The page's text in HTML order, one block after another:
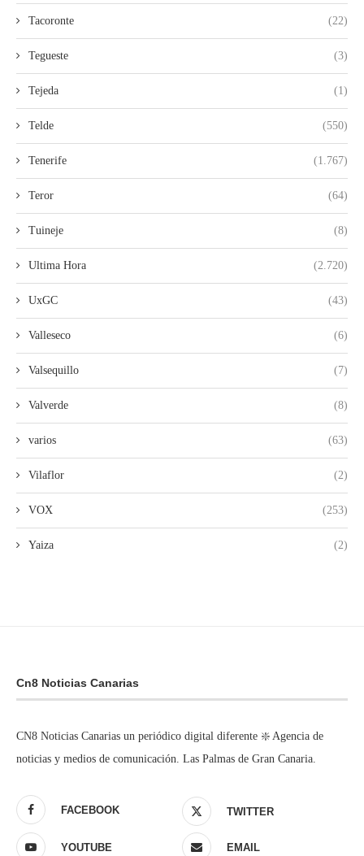
Tacoronte (22)
Tegueste (3)
Tejeda (1)
Telde (550)
Tenerife (1.767)
Teror (64)
Tuineje (8)
Ultima Hora (2.720)
UxGC (43)
Valleseco (6)
Valsequillo (7)
Valverde (8)
varios (63)
Vilaflor (2)
VOX (253)
Yaiza (2)
Cn8 Noticias Canarias
CN8 Noticias Canarias un periódico digital diferente ❇️ Agencia de
noticias y medios de comunicación. Las Palmas de Gran Canaria.
FACEBOOK TWITTER
YOUTUBE EMAIL